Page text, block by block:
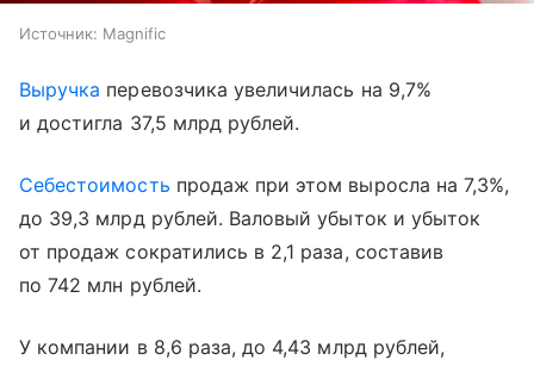
Источник: Magnific
Выручка перевозчика увеличилась на 9,7%
и достигла 37,5 млрд рублей.
Себестоимость продаж при этом выросла на 7,3%,
до 39,3 млрд рублей. Валовый убыток и убыток
от продаж сократились в 2,1 раза, составив
по 742 млн рублей.
У компании в 8,6 раза, до 4,43 млрд рублей,